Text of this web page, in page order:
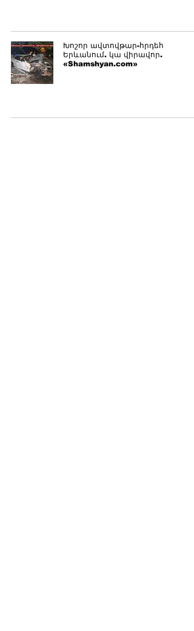
Խոշոր ավտովթար-հրդեհ
Երևանում. կա վիրավոր.
«Shamshyan.com»